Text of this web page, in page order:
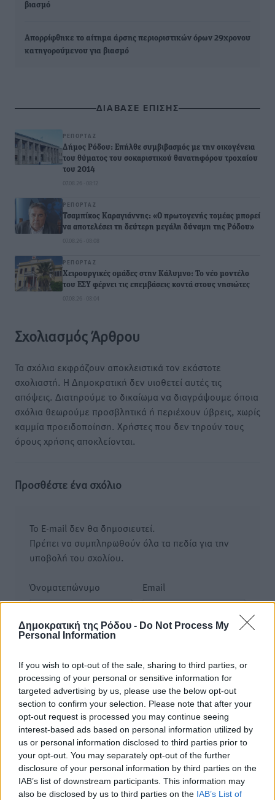
Δημοκρατική της Ρόδου - Do Not Process My
Personal Information
If you wish to opt-out of the sale, sharing to third parties, or
processing of your personal or sensitive information for
targeted advertising by us, please use the below opt-out
section to confirm your selection. Please note that after your
opt-out request is processed you may continue seeing
interest-based ads based on personal information utilized by
us or personal information disclosed to third parties prior to
your opt-out. You may separately opt-out of the further
disclosure of your personal information by third parties on the
IAB’s list of downstream participants. This information may
also be disclosed by us to third parties on the IAB’s List of
βιασμό
Απορρίφθηκε το αίτημα άρσης περιοριστικών όρων 29χρονου
κατηγορούμενου για βιασμό
ΔΙΑΒΑΣΕ ΕΠΙΣΗΣ
ΡΕΠΟΡΤΆΖ
Δήμος Ρόδου: Επήλθε συμβιβασμός με την οικογένεια
του θύματος του σοκαριστικού θανατηφόρου τροχαίου
του 2014
07.08.26 · 08:12
ΡΕΠΟΡΤΆΖ
Τσαμπίκος Καραγιάννης: «Ο πρωτογενής τομέας μπορεί
να αποτελέσει τη δεύτερη μεγάλη δύναμη της Ρόδου»
07.08.26 · 08:08
ΡΕΠΟΡΤΆΖ
Χειρουργικές ομάδες στην Κάλυμνο: Το νέο μοντέλο
του ΕΣΥ φέρνει τις επεμβάσεις κοντά στους νησιώτες
07.08.26 · 08:04
Σχολιασμός Άρθρου
Τα σχόλια εκφράζουν αποκλειστικά τον εκάστοτε
σχολιαστή. Η Δημοκρατική δεν υιοθετεί αυτές τις
απόψεις. Διατηρούμε το δικαίωμα να διαγράψουμε όποια
σχόλια θεωρούμε προσβλητικά ή περιέχουν ύβρεις, χωρίς
καμμία προειδοποίηση. Χρήστες που δεν τηρούν τους
όρους χρήσης αποκλείονται.
Προσθέστε ένα σχόλιο
Το E-mail δεν θα δημοσιευτεί.
Πρέπει να συμπληρωθούν όλα τα πεδία για την
υποβολή του σχολίου.
Όνοματεπώνυμο Email